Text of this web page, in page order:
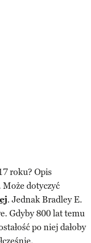
roku? Opis
dotyczyć
. Jednak Bradley E.
Gdyby 800 lat temu
po niej dałoby